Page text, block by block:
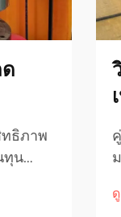
ทธิภาพ
ทุน